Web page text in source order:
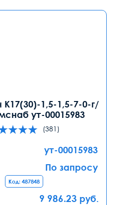
1,5-1,5-7-0-г/
ут-00015983
(381)
ут-00015983
По запросу
Код: 487848
9 986.23 руб.